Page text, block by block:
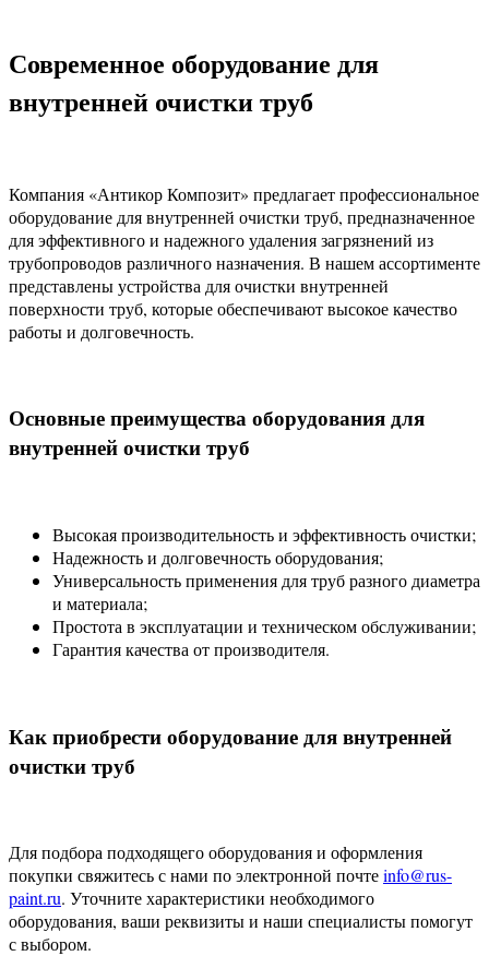
Современное оборудование для
внутренней очистки труб
Компания «Антикор Композит» предлагает профессиональное
оборудование для внутренней очистки труб, предназначенное
для эффективного и надежного удаления загрязнений из
трубопроводов различного назначения. В нашем ассортименте
представлены устройства для очистки внутренней
поверхности труб, которые обеспечивают высокое качество
работы и долговечность.
Основные преимущества оборудования для
внутренней очистки труб
Высокая производительность и эффективность очистки;
Надежность и долговечность оборудования;
Универсальность применения для труб разного диаметра
и материала;
Простота в эксплуатации и техническом обслуживании;
Гарантия качества от производителя.
Как приобрести оборудование для внутренней
очистки труб
Для подбора подходящего оборудования и оформления
покупки свяжитесь с нами по электронной почтеinfo@rus-
paint.ru. Уточните характеристики необходимого
оборудования, ваши реквизиты и наши специалисты помогут
с выбором.